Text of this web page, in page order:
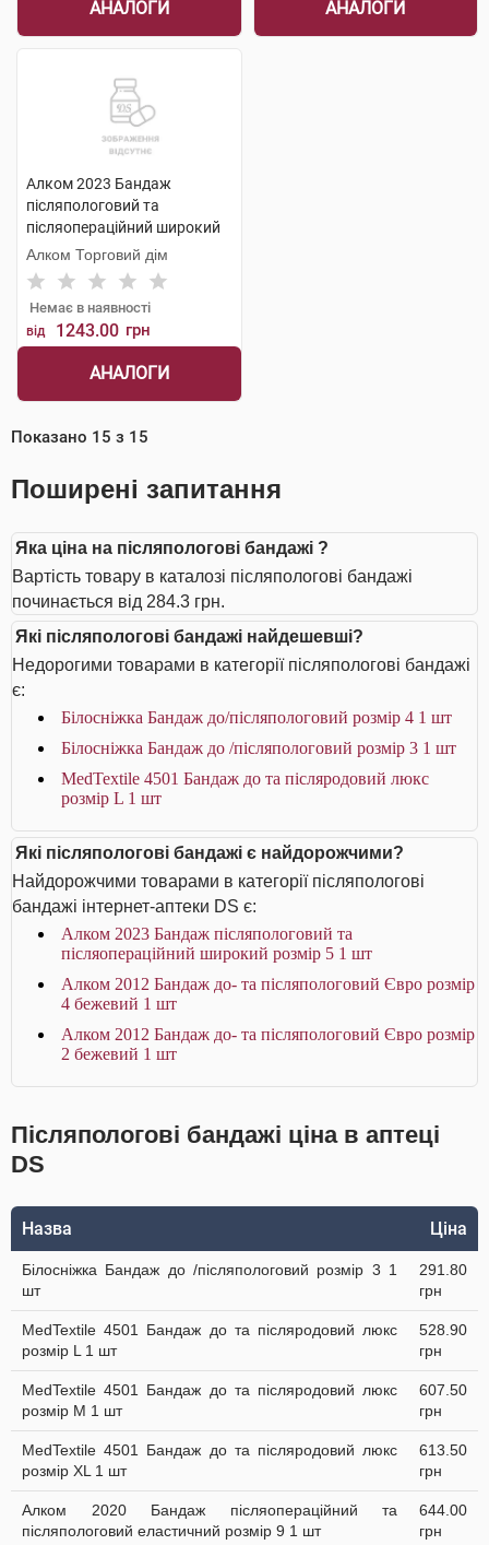
АНАЛОГИ АНАЛОГИ
Алком 2023 Бандаж
післяпологовий та
післяопераційний широкий
розмір 5 1 шт
Алком Торговий дім
Немає в наявності
від 1243.00 грн
АНАЛОГИ
Показано 15 з 15
Поширені запитання
Яка ціна на післяпологові бандажі ?
Вартість товару в каталозі післяпологові бандажі
починається від 284.3 грн.
Які післяпологові бандажі найдешевші?
Недорогими товарами в категорії післяпологові бандажі
є:
Білосніжка Бандаж до/післяпологовий розмір 4 1 шт
Білосніжка Бандаж до /післяпологовий розмір 3 1 шт
MedTextile 4501 Бандаж до та післяродовий люкс
розмір L 1 шт
Які післяпологові бандажі є найдорожчими?
Найдорожчими товарами в категорії післяпологові
бандажі інтернет-аптеки DS є:
Алком 2023 Бандаж післяпологовий та
післяопераційний широкий розмір 5 1 шт
Алком 2012 Бандаж до- та післяпологовий Євро розмір
4 бежевий 1 шт
Алком 2012 Бандаж до- та післяпологовий Євро розмір
2 бежевий 1 шт
Післяпологові бандажі ціна в аптеці
DS
Назва Ціна
Білосніжка Бандаж до /післяпологовий розмір 3 1
шт
291.80
грн
MedTextile 4501 Бандаж до та післяродовий люкс
розмір L 1 шт
528.90
грн
MedTextile 4501 Бандаж до та післяродовий люкс
розмір М 1 шт
607.50
грн
MedTextile 4501 Бандаж до та післяродовий люкс
розмір ХL 1 шт
613.50
грн
Алком 2020 Бандаж післяопераційний та
післяпологовий еластичний розмір 9 1 шт
644.00
грн